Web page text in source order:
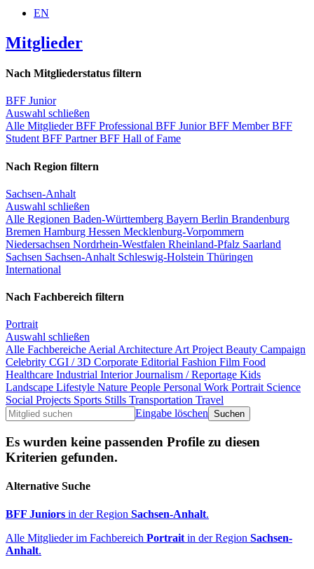
EN
Mitglieder
Nach Mitgliederstatus filtern
BFF Junior
Auswahl schließen
Alle MitgliederBFF Professional BFF JuniorBFF MemberBFF
Student BFF PartnerBFF Hall of Fame
Nach Region filtern
Sachsen-Anhalt
Auswahl schließen
Alle Regionen Baden-Württemberg Bayern Berlin Brandenburg
Bremen Hamburg Hessen Mecklenburg-Vorpommern
Niedersachsen Nordrhein-Westfalen Rheinland-Pfalz Saarland
Sachsen Sachsen-Anhalt Schleswig-Holstein Thüringen
International
Nach Fachbereich filtern
Portrait
Auswahl schließen
Alle Fachbereiche Aerial Architecture Art Project Beauty Campaign
Celebrity CGI / 3D Corporate Editorial Fashion Film Food
Healthcare Industrial InteriorJournalism / Reportage Kids
Landscape Lifestyle Nature People Personal Work Portrait Science
Social Projects Sports Stills Transportation Travel
Eingabe löschen
Es wurden keine passenden Profile zu diesen
Kriterien gefunden.
Alternative Suche
BFF Juniors in der Region Sachsen-Anhalt.
Alle Mitglieder im Fachbereich Portrait in der Region Sachsen-
Anhalt.